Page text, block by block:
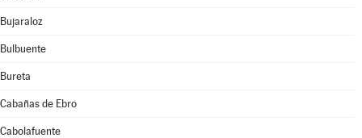
Bujaraloz
Bulbuente
Bureta
Cabañas de Ebro
Cabolafuente